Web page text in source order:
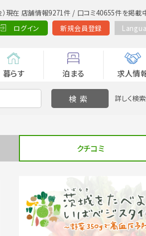
）現在 店舗情報9271件 / 口コミ40655件を掲載
ログイン
新規会員登録
暮らす 泊まる 求人情
詳しく検索
クチコミ